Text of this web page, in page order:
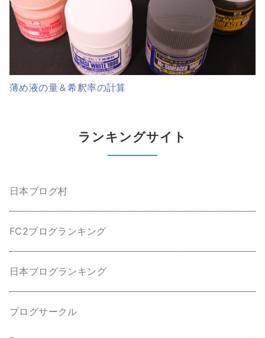
薄め液の量＆希釈率の計算
ランキングサイト
日本ブログ村
FC2ブログランキング
日本ブログランキング
ブログサークル